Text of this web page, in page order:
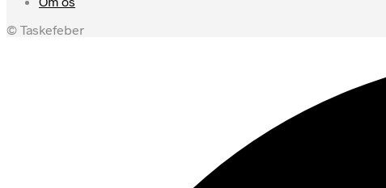
© Taskefeber